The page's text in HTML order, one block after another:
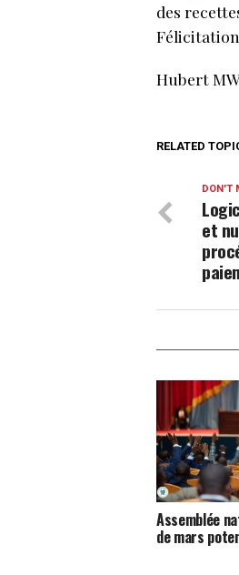
des
Hubert
RELATED
DON'T
et
Assemblée
de mars